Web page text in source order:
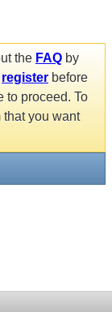
the FAQ by
register before
to proceed. To
that you want